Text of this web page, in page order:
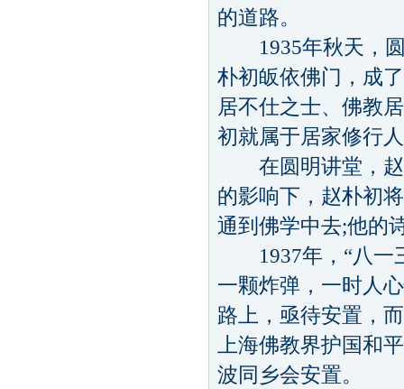
的道路。
1935年秋天，圆
朴初皈依佛门，成
居不仕之士、佛教
初就属于居家修行
在圆明讲堂，赵
的影响下，赵朴初
通到佛学中去;他的
1937年，“八一
一颗炸弹，一时人
路上，亟待安置，
上海佛教界护国和
波同乡会安置。